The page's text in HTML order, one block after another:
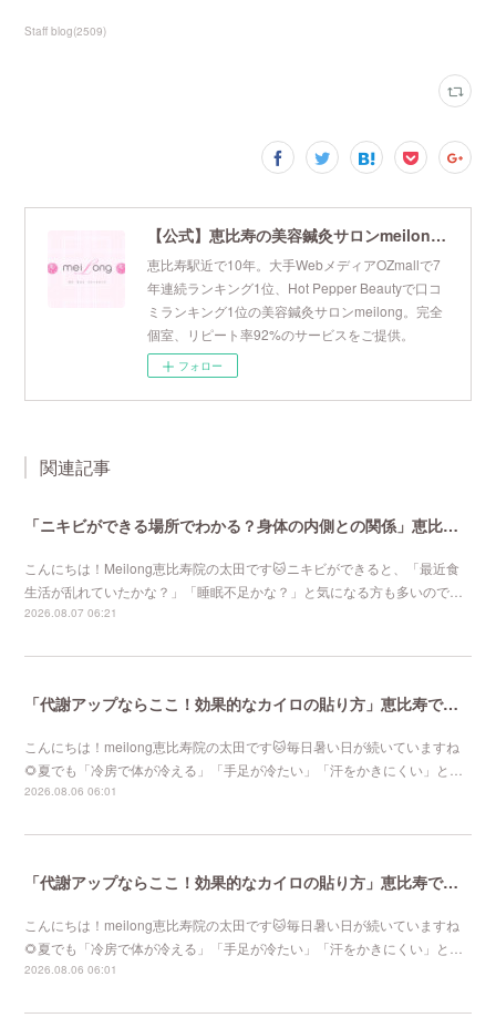
Staff blog(2509)
【公式】恵比寿の美容鍼灸サロンmeilong｜ツボを押さえた針・お灸の治療で美容と健康を叶えます
恵比寿駅近で10年。大手WebメディアOZmallで7
年連続ランキング1位、Hot Pepper Beautyで口コ
ミランキング1位の美容鍼灸サロンmeilong。完全
個室、リピート率92%のサービスをご提供。
フォロー
関連記事
「ニキビができる場所でわかる？身体の内側との関係」恵比寿で口コミNo 1美容鍼灸ならmeilong
こんにちは！Meilong恵比寿院の太田です🐱ニキビができると、「最近食
生活が乱れていたかな？」「睡眠不足かな？」と気になる方も多いので…
2026.08.07 06:21
「代謝アップならここ！効果的なカイロの貼り方」恵比寿で口コミNo 1美容鍼灸ならmeilong
こんにちは！meilong恵比寿院の太田です🐱毎日暑い日が続いていますね
🌻夏でも「冷房で体が冷える」「手足が冷たい」「汗をかきにくい」と…
2026.08.06 06:01
「代謝アップならここ！効果的なカイロの貼り方」恵比寿で口コミNo 1美容鍼灸ならmeilong
こんにちは！meilong恵比寿院の太田です🐱毎日暑い日が続いていますね
🌻夏でも「冷房で体が冷える」「手足が冷たい」「汗をかきにくい」と…
2026.08.06 06:01